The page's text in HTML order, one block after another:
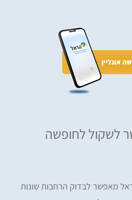
לשקול לחופשה
מאפשר לבדוק הרחבות שונות